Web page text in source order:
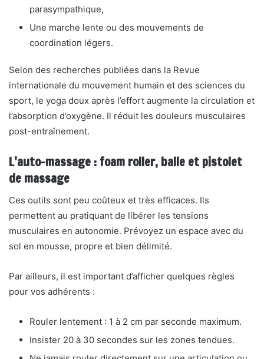
parasympathique,
Une marche lente ou des mouvements de
coordination légers.
Selon des recherches publiées dans la Revue
internationale du mouvement humain et des sciences du
sport, le yoga doux après l’effort augmente la circulation et
l’absorption d’oxygène. Il réduit les douleurs musculaires
post-entraînement.
L’auto-massage : foam roller, balle et pistolet
de massage
Ces outils sont peu coûteux et très efficaces. Ils
permettent au pratiquant de libérer les tensions
musculaires en autonomie. Prévoyez un espace avec du
sol en mousse, propre et bien délimité.
Par ailleurs, il est important d’afficher quelques règles
pour vos adhérents :
Rouler lentement : 1 à 2 cm par seconde maximum.
Insister 20 à 30 secondes sur les zones tendues.